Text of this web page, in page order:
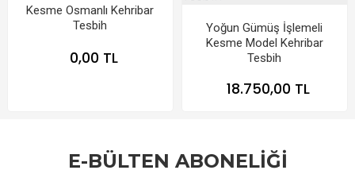
Kesme Osmanlı Kehribar
Tesbih
0,00 TL
Yoğun Gümüş İşlemeli
Kesme Model Kehribar
Tesbih
18.750,00 TL
E-BÜLTEN ABONELİĞİ